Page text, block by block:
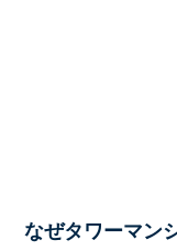
なぜタワーマン